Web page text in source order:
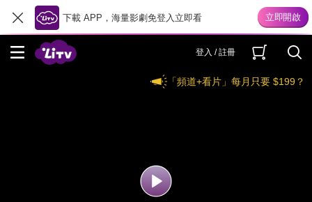
下載 APP，海量影劇免登入立即看
登入 / 註冊
「頻道+看片」每月只要 $199？